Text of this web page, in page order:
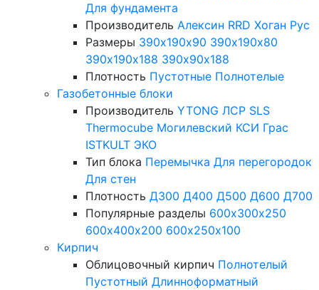
Для фундамента
Производитель Алексин RRD Хоган Рус
Размеры 390х190х90 390х190х80
390х190х188 390х90х188
Плотность Пустотные Полнотелые
Газобетонные блоки
Производитель YTONG ЛСР SLS
Thermocube Могилевский КСИ Грас
ISTKULT ЭКО
Тип блока Перемычка Для перегородок
Для стен
Плотность Д300 Д400 Д500 Д600 Д700
Популярные разделы 600х300х250
600х400х200 600х250х100
Кирпич
Облицовочный кирпич Полнотелый
Пустотный Длинноформатный